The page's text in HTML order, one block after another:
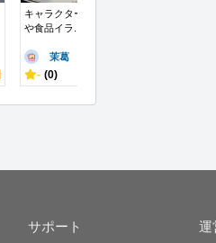
キャラクターイラスト
や食品イラ...
茉葛
- (0)
サポート 運